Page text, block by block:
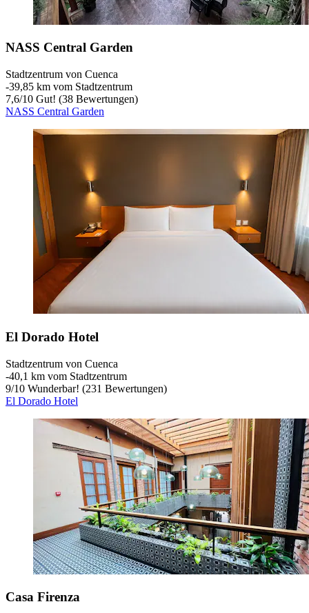
NASS Central Garden
Stadtzentrum von Cuenca
‐39,85 km vom Stadtzentrum
7,6/10 Gut! (38 Bewertungen)
NASS Central Garden
El Dorado Hotel
Stadtzentrum von Cuenca
‐40,1 km vom Stadtzentrum
9/10 Wunderbar! (231 Bewertungen)
El Dorado Hotel
Casa Firenza